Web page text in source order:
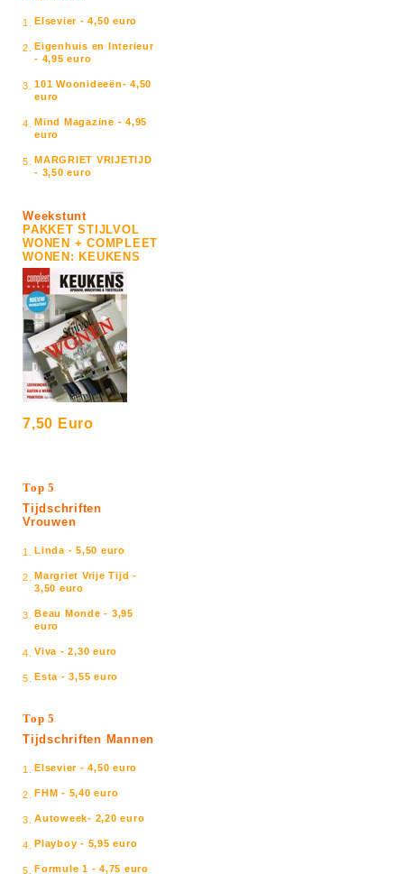
1. Elsevier - 4,50 euro
2. Eigenhuis en Interieur
- 4,95 euro
3. 101 Woonideeën- 4,50
euro
4. Mind Magazine - 4,95
euro
5. MARGRIET VRIJETIJD
- 3,50 euro
Weekstunt
PAKKET STIJLVOL
WONEN + COMPLEET
WONEN: KEUKENS
7,50 Euro
Top 5
Tijdschriften
Vrouwen
1. Linda - 5,50 euro
2. Margriet Vrije Tijd -
3,50 euro
3. Beau Monde - 3,95
euro
4. Viva - 2,30 euro
5. Esta - 3,55 euro
Top 5
Tijdschriften Mannen
1. Elsevier - 4,50 euro
2. FHM - 5,40 euro
3. Autoweek- 2,20 euro
4. Playboy - 5,95 euro
5. Formule 1 - 4,75 euro